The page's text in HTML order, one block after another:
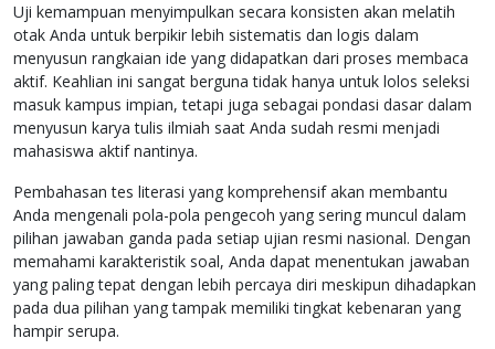
Uji kemampuan menyimpulkan secara konsisten akan melatih
otak Anda untuk berpikir lebih sistematis dan logis dalam
menyusun rangkaian ide yang didapatkan dari proses membaca
aktif. Keahlian ini sangat berguna tidak hanya untuk lolos seleksi
masuk kampus impian, tetapi juga sebagai pondasi dasar dalam
menyusun karya tulis ilmiah saat Anda sudah resmi menjadi
mahasiswa aktif nantinya.
Pembahasan tes literasi yang komprehensif akan membantu
Anda mengenali pola-pola pengecoh yang sering muncul dalam
pilihan jawaban ganda pada setiap ujian resmi nasional. Dengan
memahami karakteristik soal, Anda dapat menentukan jawaban
yang paling tepat dengan lebih percaya diri meskipun dihadapkan
pada dua pilihan yang tampak memiliki tingkat kebenaran yang
hampir serupa.